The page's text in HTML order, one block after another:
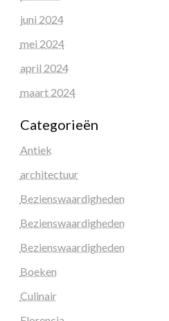
juni 2024
mei 2024
april 2024
maart 2024
Categorieën
Antiek
architectuur
Bezienswaardigheden
Bezienswaardigheden
Bezienswaardigheden
Boeken
Culinair